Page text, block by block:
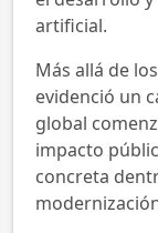
artificial.
Más allá de
evidenció un
global
impacto
concreta